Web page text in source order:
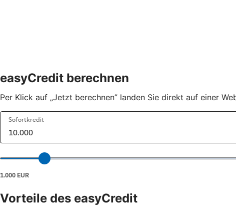
easyCredit berechnen
Per Klick auf „Jetzt berechnen” landen Sie direkt auf einer
Vorteile des easyCredit